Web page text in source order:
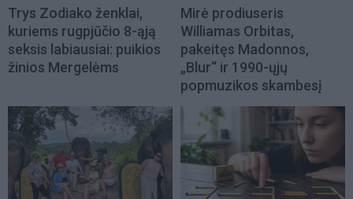
Trys Zodiako ženklai,
kuriems rugpjūčio 8-ąją
seksis labiausiai: puikios
žinios Mergelėms
Mirė prodiuseris
Williamas Orbitas,
pakeitęs Madonnos,
„Blur“ ir 1990-ųjų
popmuzikos skambesį